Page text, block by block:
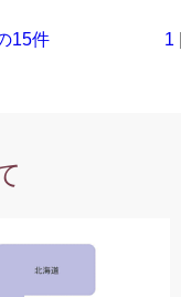
15件 1